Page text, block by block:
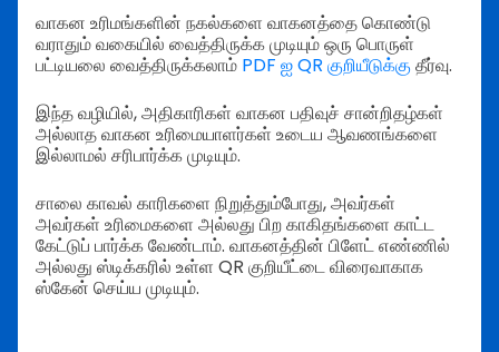
வாகன உரிமங்களின் நகல்களை வாகனத்தை கொண்டு
வராதும் வகையில் வைத்திருக்க முடியும் ஒரு பொருள்
பட்டியலை வைத்திருக்கலாம் PDF ஐ QR குறியீடுக்குதீர்வு.
இந்த வழியில், அதிகாரிகள் வாகன பதிவுச் சான்றிதழ்கள்
அல்லாத வாகன உரிமையாளர்கள் உடைய ஆவணங்களை
இல்லாமல் சரிபார்க்க முடியும்.
சாலை காவல் காரிகளை நிறுத்தும்போது, அவர்கள்
அவர்கள் உரிமைகளை அல்லது பிற காகிதங்களை காட்ட
கேட்டுப் பார்க்க வேண்டாம். வாகனத்தின் பிளேட் எண்ணில்
அல்லது ஸ்டிக்கரில் உள்ள QR குறியீட்டை விரைவாகாக
ஸ்கேன் செய்ய முடியும்.